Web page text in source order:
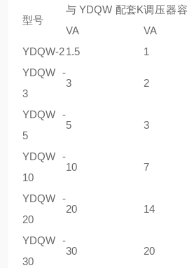
型号
与 YDQW 配套K
VA
调压器
VA
YDQW-21.5 1
YDQW -
3
3 2
YDQW -
5
5 3
YDQW -
10
10 7
YDQW -
20
20 14
YDQW -
30
30 20